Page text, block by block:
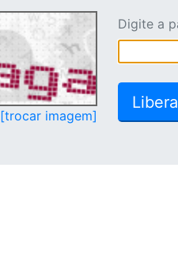
[trocar imagem]
Digite a